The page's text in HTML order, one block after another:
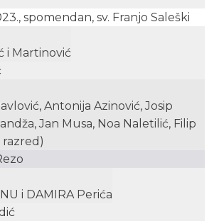
spomendan, sv. Franjo Saleški
i Martinović
Antonija Azinović, Josip
Jan Musa, Noa Naletilić, Filip
razred)
i DAMIRA Perića